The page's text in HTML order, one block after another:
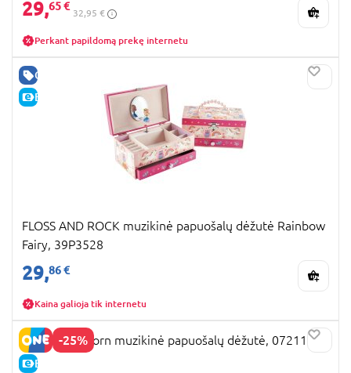
29,65 €
32,95 €
Perkant papildomą prekę internetu
GERA KAINA
E-KAINA
FLOSS AND ROCK muzikinė papuošalų dėžutė Rainbow
Fairy, 39P3528
29,86 €
Kaina galioja tik internetu
-25%
E-KAINA
TOTUM Unicorn muzikinė papuošalų dėžutė, 072114